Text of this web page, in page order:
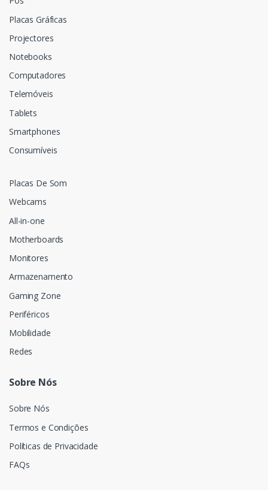
Placas Gráficas
Projectores
Notebooks
Computadores
Telemóveis
Tablets
Smartphones
Consumíveis
Placas De Som
Webcams
All-in-one
Motherboards
Monitores
Armazenamento
Gaming Zone
Periféricos
Mobilidade
Redes
Sobre Nós
Sobre Nós
Termos e Condições
Políticas de Privacidade
FAQs